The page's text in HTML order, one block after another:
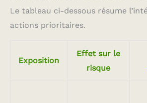
Le tableau ci-dessous résume
actions prioritaires.
Exposition
Effet sur le
risque